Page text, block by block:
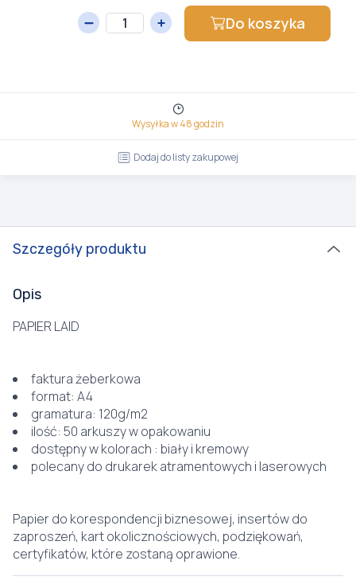
Do koszyka
Wysyłka w 48 godzin
Dodaj do listy zakupowej
Szczegóły produktu
Opis
PAPIER LAID
faktura żeberkowa
format: A4
gramatura: 120g/m2
ilość: 50 arkuszy w opakowaniu
dostępny w kolorach : biały i kremowy
polecany do drukarek atramentowych i laserowych
Papier do korespondencji biznesowej, insertów do
zaproszeń, kart okolicznościowych, podziękowań,
certyfikatów, które zostaną oprawione.